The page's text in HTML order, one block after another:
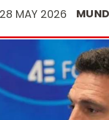
28 MAY 2026